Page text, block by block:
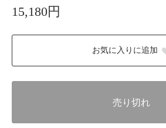
15,180円
お気に入りに追加
売り切れ